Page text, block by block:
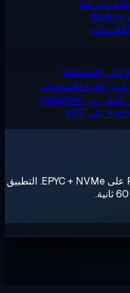
للاستخدام
RouterOS Cloud Hosted Router على EPYC + NVMe. التطبيق